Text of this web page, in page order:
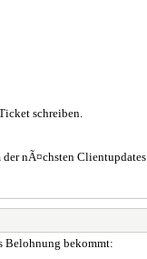
schreiben.
nÃ¤chsten Clientupdates.
Belohnung bekommt: